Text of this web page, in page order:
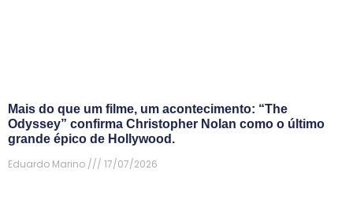
Mais do que um filme, um acontecimento: “The
Odyssey” confirma Christopher Nolan como o último
grande épico de Hollywood.
Eduardo Marino
17/07/2026